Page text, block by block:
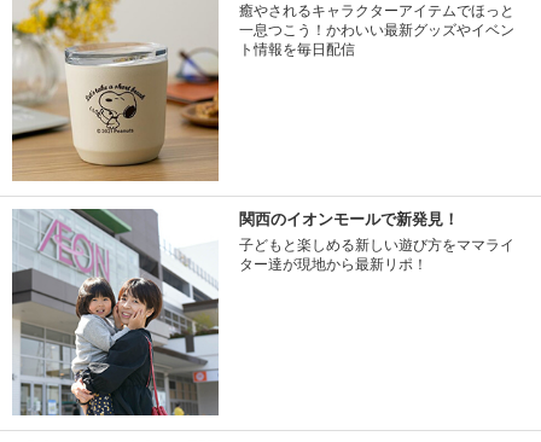
癒やされるキャラクターアイテムでほっと
一息つこう！かわいい最新グッズやイベン
ト情報を毎日配信
関西のイオンモールで新発見！
子どもと楽しめる新しい遊び方をママライ
ター達が現地から最新リポ！